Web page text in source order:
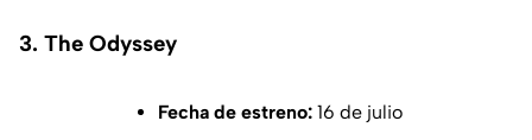
3. The Odyssey
Fecha de estreno: 16 de julio